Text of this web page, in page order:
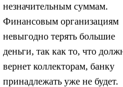
незначительным суммам.
Финансовым организациям
невыгодно терять большие
деньги, так как то, что
вернет коллекторам, банку
принадлежать уже не будет.